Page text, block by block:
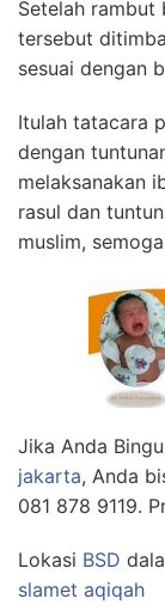
Setelah
tersebut
sesuai dengan
Itulah tatacara
dengan
melaksanakan
rasul dan
muslim,
Jika Anda
jakarta, Anda
081 878 9119.
Lokasi BSD
slamet aqiqah